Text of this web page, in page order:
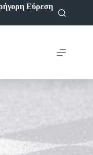
Εύρεση